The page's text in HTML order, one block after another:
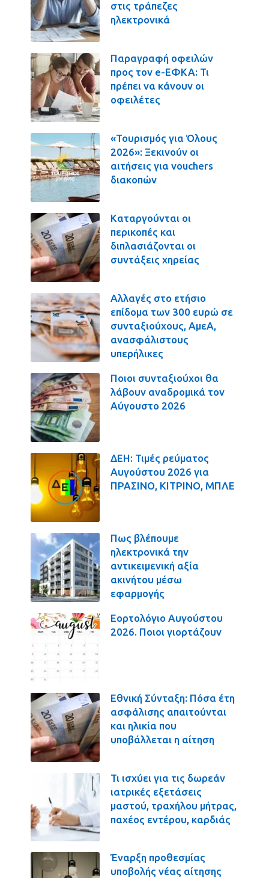
στις τράπεζες
ηλεκτρονικά
Παραγραφή οφειλών
προς τον e-ΕΦΚΑ: Τι
πρέπει να κάνουν οι
οφειλέτες
«Τουρισμός για Όλους
2026»: Ξεκινούν οι
αιτήσεις για vouchers
διακοπών
Καταργούνται οι
περικοπές και
διπλασιάζονται οι
συντάξεις χηρείας
Αλλαγές στο ετήσιο
επίδομα των 300 ευρώ σε
συνταξιούχους, ΑμεΑ,
ανασφάλιστους
υπερήλικες
Ποιοι συνταξιούχοι θα
λάβουν αναδρομικά τον
Αύγουστο 2026
ΔΕΗ: Τιμές ρεύματος
Αυγούστου 2026 για
ΠΡΑΣΙΝΟ, ΚΙΤΡΙΝΟ, ΜΠΛΕ
Πως βλέπουμε
ηλεκτρονικά την
αντικειμενική αξία
ακινήτου μέσω
εφαρμογής
Εορτολόγιο Αυγούστου
2026. Ποιοι γιορτάζουν
Εθνική Σύνταξη: Πόσα έτη
ασφάλισης απαιτούνται
και ηλικία που
υποβάλλεται η αίτηση
Τι ισχύει για τις δωρεάν
ιατρικές εξετάσεις
μαστού, τραχήλου μήτρας,
παχέος εντέρου, καρδιάς
Έναρξη προθεσμίας
υποβολής νέας αίτησης